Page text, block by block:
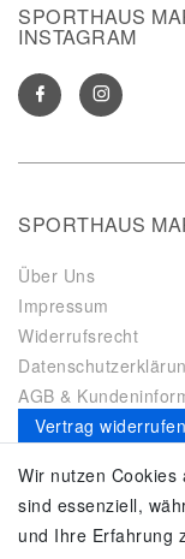
SPORTHAUS
INSTAGRAM
SPORTHAUS
Über Uns
Impressum
Widerrufsrecht
AGB &
Vertrag widerrufen
Es gilt unsere
SERVICE
Wir nutzen Cookies
sind essenziell,
und Ihre Erfahrung